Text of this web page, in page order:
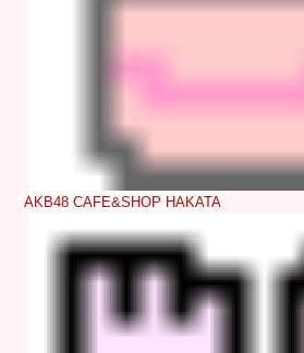
AKB48 CAFE&SHOP HAKATA